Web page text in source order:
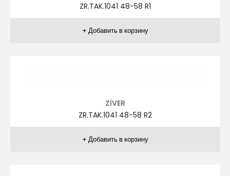
ZR.TAK.1031 48-58 R4
ZİVER
ZR.TAK.1031 48-58 R5